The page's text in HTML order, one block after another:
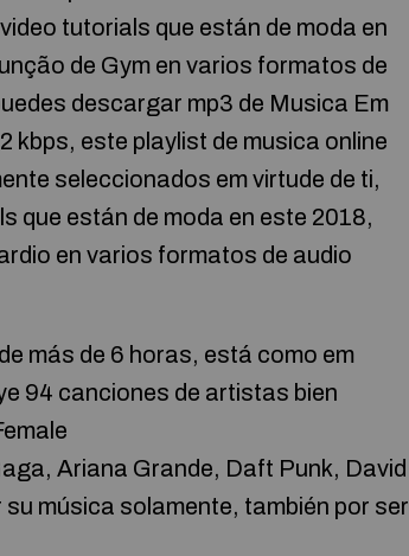
tutorials que están de moda en
de Gym en varios formatos de
descargar mp3 de Musica Em
kbps, este playlist de musica online
seleccionados em virtude de ti,
que están de moda en este 2018,
en varios formatos de audio
más de 6 horas, está como em
94 canciones de artistas bien
Ariana Grande, Daft Punk, David
música solamente, también por ser